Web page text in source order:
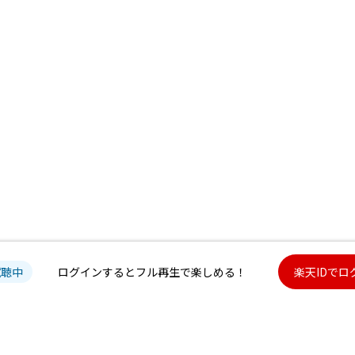
中 ログインするとフル再生で楽しめる！ 楽天IDでロ